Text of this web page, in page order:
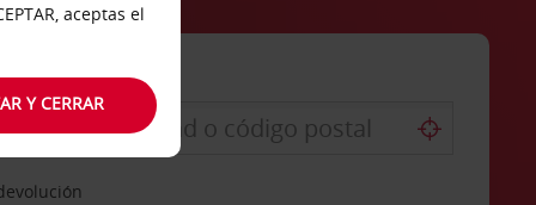
aceptas el
Y CERRAR